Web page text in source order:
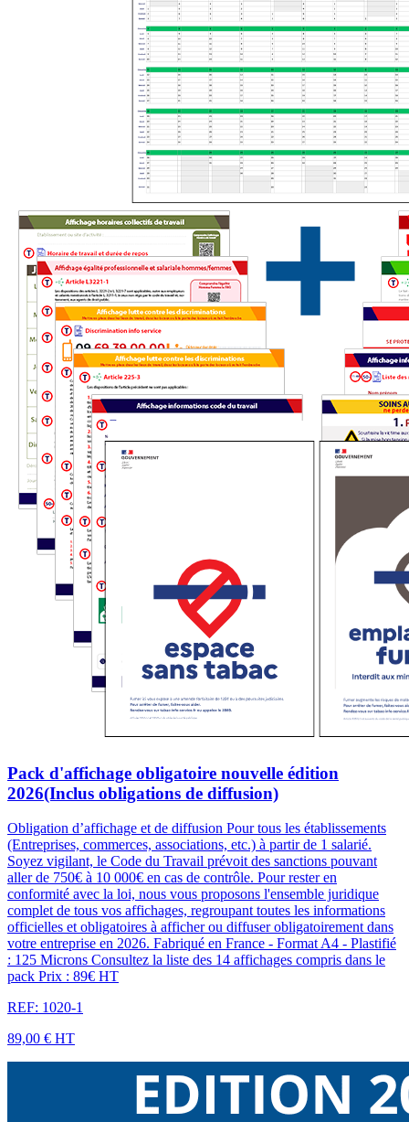
Pack d'affichage obligatoire nouvelle édition
2026(Inclus obligations de diffusion)
Obligation d’affichage et de diffusion Pour tous les établissements
(Entreprises, commerces, associations, etc.) à partir de 1 salarié.
Soyez vigilant, le Code du Travail prévoit des sanctions pouvant
aller de 750€ à 10 000€ en cas de contrôle. Pour rester en
conformité avec la loi, nous vous proposons l'ensemble juridique
complet de tous vos affichages, regroupant toutes les informations
officielles et obligatoires à afficher ou diffuser obligatoirement dans
votre entreprise en 2026. Fabriqué en France - Format A4 - Plastifié
: 125 Microns Consultez la liste des 14 affichages compris dans le
pack Prix : 89€ HT
REF: 1020-1
89,00 € HT